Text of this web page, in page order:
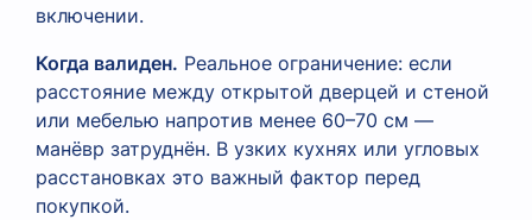
включении.
Когда валиден. Реальное ограничение: если
расстояние между открытой дверцей и стеной
или мебелью напротив менее 60–70 см —
манёвр затруднён. В узких кухнях или угловых
расстановках это важный фактор перед
покупкой.